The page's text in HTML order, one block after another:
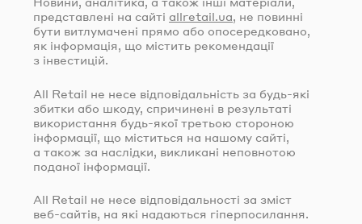
представлені на сайті allretail.ua, не повинні
бути витлумачені прямо або опосередковано,
як інформація, що містить рекомендації
з інвестицій.
All Retail не несе відповідальність за будь-які
збитки або шкоду, спричинені в результаті
використання будь-якої третьою стороною
інформації, що міститься на нашому сайті,
а також за наслідки, викликані неповнотою
поданої інформації.
All Retail не несе відповідальності за зміст
веб-сайтів, на які надаються гіперпосилання.